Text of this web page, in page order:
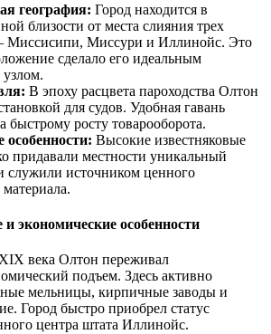
география: Город находится в
близости от места слияния трех
Миссисипи, Миссури и Иллинойс. Это
сделало его идеальным
В эпоху расцвета пароходства Олтон
для судов. Удобная гавань
быстрому росту товарооборота.
особенности: Высокие известняковые
придавали местности уникальный
служили источником ценного
экономические особенности
века Олтон переживал
подъем. Здесь активно
мельницы, кирпичные заводы и
Город быстро приобрел статус
центра штата Иллинойс.